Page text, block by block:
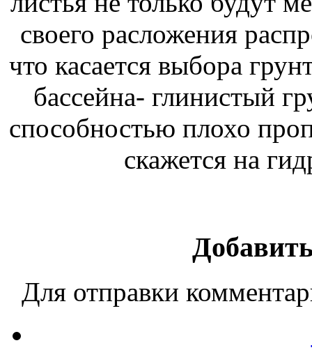
своего расложения
что касается выбора
бассейна- глинистый
способностью плохо
скажется на
Для отправки